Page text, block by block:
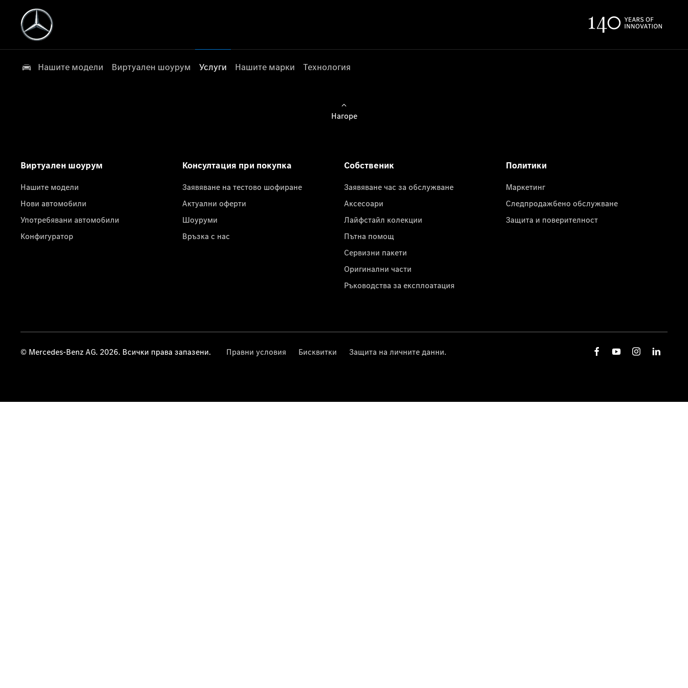
Нашите модели Виртуален шоурум Услуги Нашите марки Технология
Нагоре
Виртуален шоурум
Нашите модели
Нови автомобили
Употребявани автомобили
Конфигуратор
Консултация при покупка
Заявяване на тестово шофиране
Актуални оферти
Шоуруми
Връзка с нас
Собственик
Заявяване час за обслужване
Аксесоари
Лайфстайл колекции
Пътна помощ
Сервизни пакети
Оригинални части
Ръководства за експлоатация
Политики
Маркетинг
Следпродажбено обслужване
Защита и поверителност
© Mercedes-Benz AG. 2026. Всички права запазени. Правни условия Бисквитки Защита на личните данни.